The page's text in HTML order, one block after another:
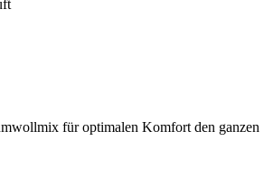
für optimalen Komfort den ganzen